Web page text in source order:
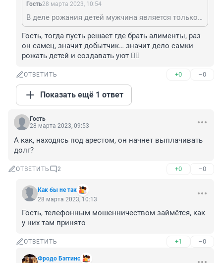
Гость28 марта 2023, 10:54
В деле рожания детей мужчина является только осеменителем. Решение о детях -только за самкой.
Гость, тогда пусть решает где брать алименты, раз
он самец, значит добытчик… значит дело самки
рожать детей и создавать уют 👌🏻
ОТВЕТИТЬ +0 –0
Показать ещё 1 ответ
Гость
28 марта 2023, 09:53
А как, находясь под арестом, он начнет выплачивать
долг?
ОТВЕТИТЬ 2 +0 –0
Как бы не так
28 марта 2023, 10:13
Гость, телефонным мошенничеством займётся, как
у них там принято
ОТВЕТИТЬ +1 –0
Фродо Бэггинс